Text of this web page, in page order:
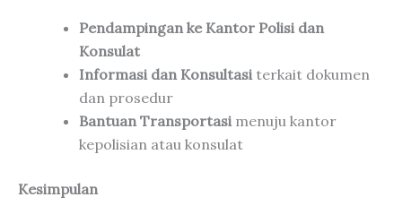
Pendampingan ke Kantor Polisi dan
Konsulat
Informasi dan Konsultasi terkait dokumen
dan prosedur
Bantuan Transportasi menuju kantor
kepolisian atau konsulat
Kesimpulan